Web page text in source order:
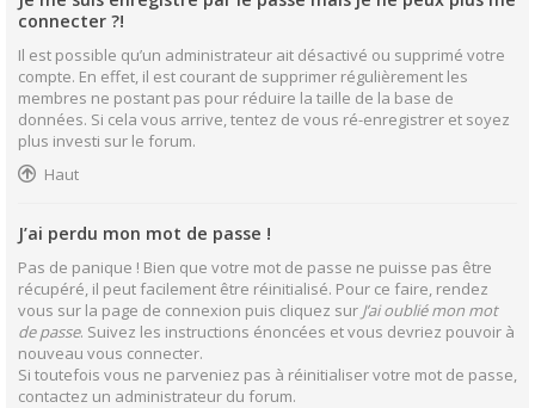
connecter ?!
Il est possible qu’un administrateur ait désactivé ou supprimé votre
compte. En effet, il est courant de supprimer régulièrement les
membres ne postant pas pour réduire la taille de la base de
données. Si cela vous arrive, tentez de vous ré-enregistrer et soyez
plus investi sur le forum.
Haut
J’ai perdu mon mot de passe !
Pas de panique ! Bien que votre mot de passe ne puisse pas être
récupéré, il peut facilement être réinitialisé. Pour ce faire, rendez
vous sur la page de connexion puis cliquez sur J’ai oublié mon mot
de passe. Suivez les instructions énoncées et vous devriez pouvoir à
nouveau vous connecter.
Si toutefois vous ne parveniez pas à réinitialiser votre mot de passe,
contactez un administrateur du forum.